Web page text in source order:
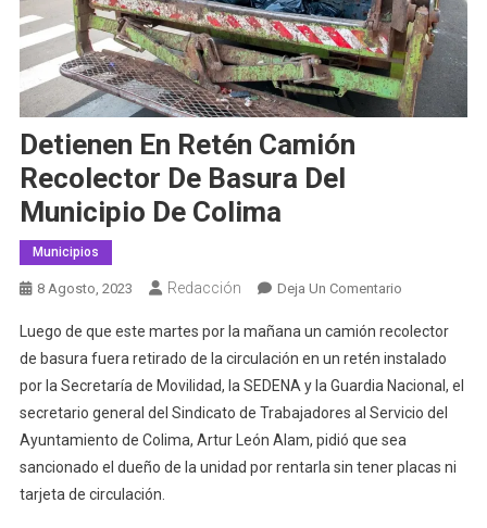
Detienen En Retén Camión
Recolector De Basura Del
Municipio De Colima
Municipios
8 Agosto, 2023 Redacción Deja Un ComentarioEn
En
Retén
Camión
Recolector
De
Basura
Luego de que este martes por la mañana un camión recolector
de basura fuera retirado de la circulación en un retén instalado
por la Secretaría de Movilidad, la SEDENA y la Guardia Nacional, el
secretario general del Sindicato de Trabajadores al Servicio del
Ayuntamiento de Colima, Artur León Alam, pidió que sea
sancionado el dueño de la unidad por rentarla sin tener placas ni
tarjeta de circulación.